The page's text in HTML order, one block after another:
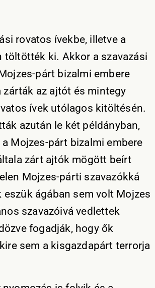
rovatos ívekbe, illetve a
töltötték ki. Akkor a szavazási
párt bizalmi embere
az ajtót és mintegy
ívek utólagos kitöltésén.
azután le két példányban,
Mojzes-párt bizalmi embere
zárt ajtók mögött beírt
Mojzes-párti szavazókká
ágában sem volt Mojzes
szavazóivá vedlettek
fogadják, hogy ők
sem a kisgazdapárt terrorja